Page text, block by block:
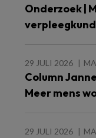
Onderzoek |
29 JULI 2026
Column
Meer mens
29 JULI 2026